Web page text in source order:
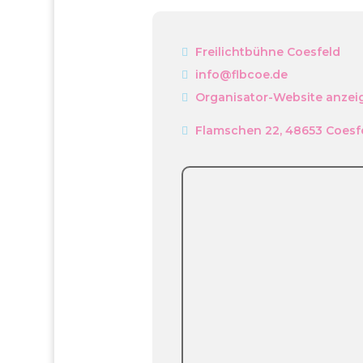
Freilichtbühne Coesfeld
info@flbcoe.de
Organisator-Website
Flamschen 22, 48653